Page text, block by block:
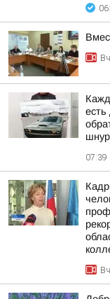
07:39